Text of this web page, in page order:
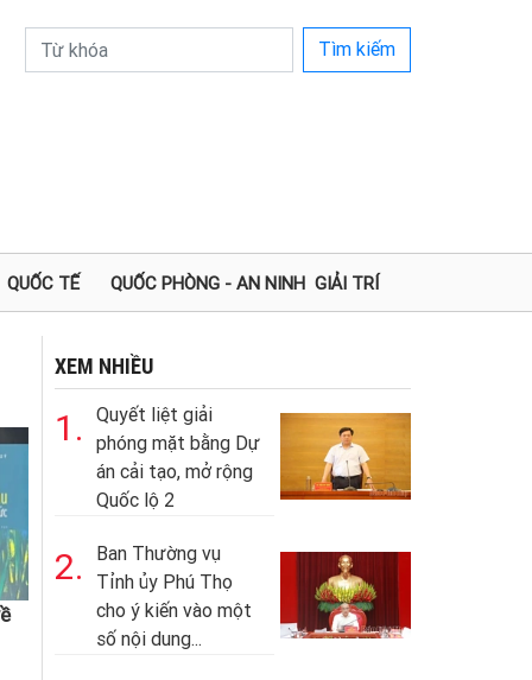
Tìm kiếm
QUỐC TẾ QUỐC PHÒNG - AN NINH GIẢI TRÍ
XEM NHIỀU
1.
Quyết liệt giải
phóng mặt bằng Dự
án cải tạo, mở rộng
Quốc lộ 2
2.
Ban Thường vụ
Tỉnh ủy Phú Thọ
cho ý kiến vào một
số nội dung...